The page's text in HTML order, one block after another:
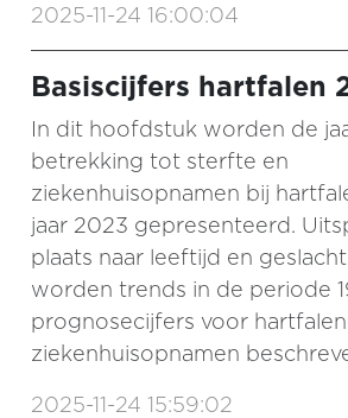
2025-11-24 16:00:04
Basiscijfers hartfalen
In dit hoofdstuk worden de
betrekking tot sterfte en
ziekenhuisopnamen bij
jaar 2023 gepresenteerd.
plaats naar leeftijd en
worden trends in de periode
prognosecijfers voor
ziekenhuisopnamen
2025-11-24 15:59:02